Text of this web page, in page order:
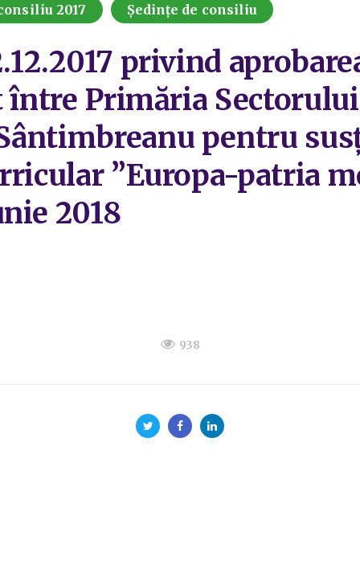
2017 Ședințe de consiliu
privind
Primăria Sectorului
pentru
”Europa-patria
2018
938